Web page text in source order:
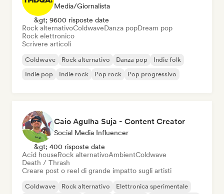
Media/Giornalista
&gt; 9600 risposte date
Rock alternativoColdwaveDanza popDream pop
Rock elettronico
Scrivere articoli
Coldwave Rock alternativo Danza pop
Indie folk
Indie pop
Indie rock Pop rock Pop progressivo
Caio Agulha Suja - Content Creator
Social Media Influencer
&gt; 400 risposte date
Acid houseRock alternativoAmbientColdwave
Death / Thrash
Creare post o reel di grande impatto sugli artisti
Coldwave Rock alternativo
Elettronica sperimentale